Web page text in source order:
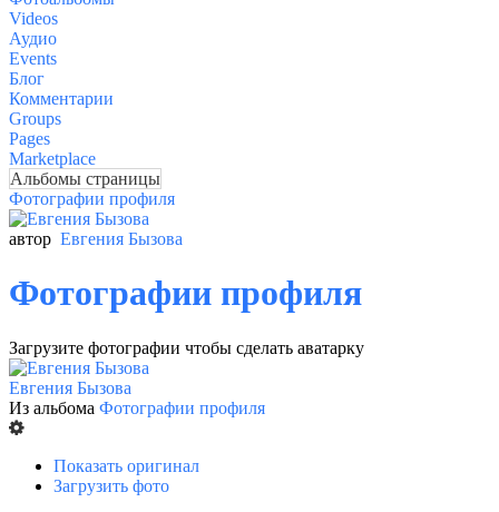
Videos
Аудио
Events
Блог
Комментарии
Groups
Pages
Marketplace
Альбомы страницы
Фотографии профиля
автор Евгения Бызова
Фотографии профиля
Загрузите фотографии чтобы сделать аватарку
Евгения Бызова
Из альбома Фотографии профиля
Показать оригинал
Загрузить фото